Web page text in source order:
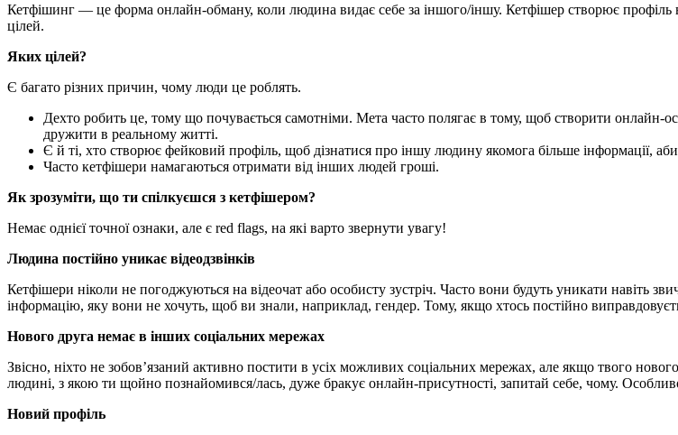
Кетфішинг — це форма онлайн-обману, коли людина видає себе за іншого/іншу. Кетфішер створює
цілей.
Яких цілей?
Є багато різних причин, чому люди це роблять.
Дехто робить це, тому що почувається самотніми. Мета часто полягає в тому, щоб створити онлайн-
дружити в реальному житті.
Є й ті, хто створює фейковий профіль, щоб дізнатися про іншу людину якомога більше інформації,
Часто кетфішери намагаються отримати від інших людей гроші.
Як зрозуміти, що ти спілкуєшся з кетфішером?
Немає однієї точної ознаки, але є red flags, на які варто звернути увагу!
Людина постійно уникає відеодзвінків
Кетфішери ніколи не погоджуються на відеочат або особисту зустріч. Часто вони будуть уникати навіть
інформацію, яку вони не хочуть, щоб ви знали, наприклад, гендер. Тому, якщо хтось постійно
Нового друга немає в інших соціальних мережах
Звісно, ніхто не зобов’язаний активно постити в усіх можливих соціальних мережах, але якщо твого
людині, з якою ти щойно познайомився/лась, дуже бракує онлайн-присутності, запитай себе, чому.
Новий профіль